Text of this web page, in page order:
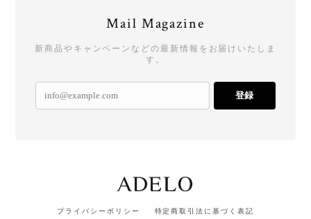
Mail Magazine
新商品やキャンペーンなどの最新情報をお届けいたしま
す。
登録
プライバシーポリシー 特定商取引法に基づく表記